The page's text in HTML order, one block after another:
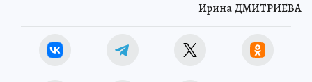
Ирина ДМИТРИЕВА